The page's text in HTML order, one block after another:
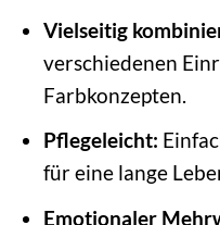
Vielseitig
verschiedenen
Farbkonzepten.
Pflegeleicht:
für eine lange
Emotionaler